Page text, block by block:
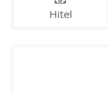
Hitel